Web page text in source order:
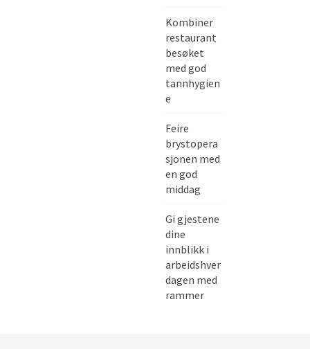
Kombiner
restaurant
besøket
med god
tannhygien
e
Feire
brystopera
sjonen med
en god
middag
Gi gjestene
dine
innblikk i
arbeidshver
dagen med
rammer